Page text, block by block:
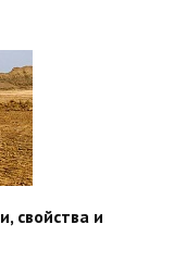
свойства и